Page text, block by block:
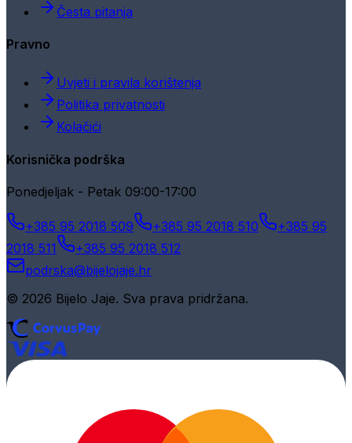
Česta pitanja
Pravno
Uvjeti i pravila korištenja
Politika privatnosti
Kolačići
Korisnička podrška
Ponedjeljak - Petak 09:00-17:00
+385 95 2018 509 +385 95 2018 510
+385 95
2018 511
+385 95 2018 512
podrska@bijelojaje.hr
© 2026 Bijelo Jaje. Sva prava pridržana.